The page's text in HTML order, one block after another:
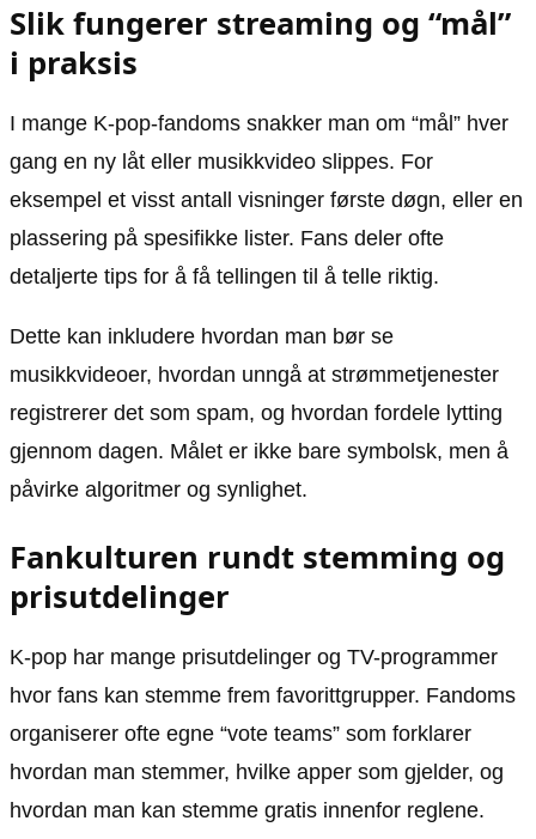
Slik fungerer streaming og “mål”
i praksis
I mange K-pop-fandoms snakker man om “mål” hver
gang en ny låt eller musikkvideo slippes. For
eksempel et visst antall visninger første døgn, eller en
plassering på spesifikke lister. Fans deler ofte
detaljerte tips for å få tellingen til å telle riktig.
Dette kan inkludere hvordan man bør se
musikkvideoer, hvordan unngå at strømmetjenester
registrerer det som spam, og hvordan fordele lytting
gjennom dagen. Målet er ikke bare symbolsk, men å
påvirke algoritmer og synlighet.
Fankulturen rundt stemming og
prisutdelinger
K-pop har mange prisutdelinger og TV-programmer
hvor fans kan stemme frem favorittgrupper. Fandoms
organiserer ofte egne “vote teams” som forklarer
hvordan man stemmer, hvilke apper som gjelder, og
hvordan man kan stemme gratis innenfor reglene.